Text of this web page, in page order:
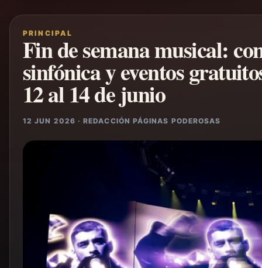
PRINCIPAL
Fin de semana musical:
sinfónica y eventos
12 al 14 de junio
12 JUN 2026 · REDACCIÓN PÁGINAS PODEROSAS